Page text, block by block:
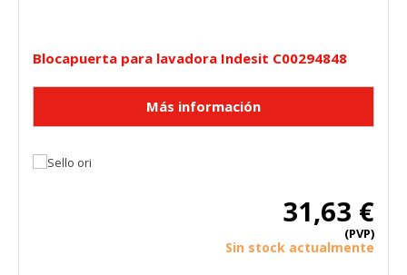
Blocapuerta para lavadora Indesit C00294848
31,63 €
(PVP)
Sin stock actualmente
información de identificación personal.
Cookies Utilizadas:
COOKIELEGALFERSAY, VSF904, PHPSESSID, wp-settings-1,
Cookies de rendimiento
tráfico para poder evaluar el rendimiento de nuestro sitio y
mejorarlo. Nos ayudan a saber qué páginas son las más o
menos visitadas, y cómo los visitantes navegan por el sitio.
Toda la información que recogen estas cookies es